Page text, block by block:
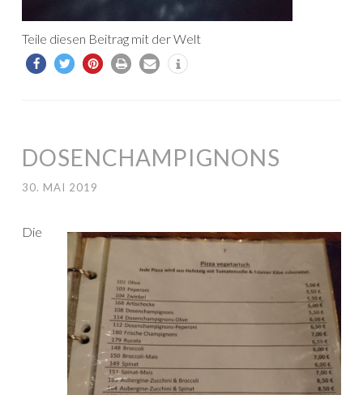
Teile diesen Beitrag mit der Welt
DOSENCHAMPIGNONS
30. MAI 2019
Die